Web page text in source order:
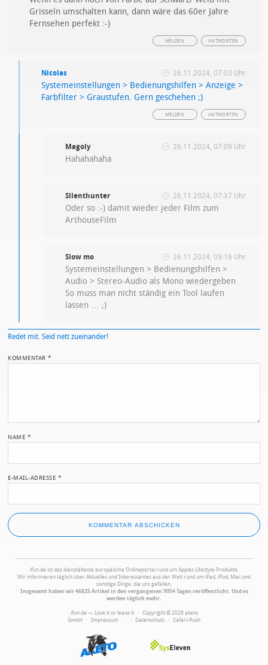
Grisseln umschalten kann, dann wäre das 60er Jahre
Fernsehen perfekt :-)
ANTWORTEN
MELDEN
Nicolas 26.11.2024, 07:03 Uhr
Systemeinstellungen > Bedienungshilfen > Anzeige >
Farbfilter > Graustufen. Gern geschehen ;)
ANTWORTEN
MELDEN
Magoly 26.11.2024, 07:09 Uhr
Hahahahaha
Silenthunter 26.11.2024, 07:37 Uhr
Oder so :-) damit wieder jeder Film zum
ArthouseFilm
Slow mo 26.11.2024, 09:16 Uhr
Systemeinstellungen > Bedienungshilfen >
Audio > Stereo-Audio als Mono wiedergeben
So muss man nicht ständig ein Tool laufen
lassen … ;)
Redet mit. Seid nett zueinander!
KOMMENTAR*
NAME *
E-MAIL-ADRESSE *
ifun.de ist das dienstälteste europäische Onlineportal rund um Apples Lifestyle-Produkte.
Wir informieren täglich über Aktuelles und Interessantes aus der Welt rund um iPad, iPod, Mac und
sonstige Dinge, die uns gefallen.
Insgesamt haben wir 46825 Artikel in den vergangenen 9054 Tagen veröffentlicht. Und es
werden täglich mehr.
ifun.de — Love it or leave it · Copyright © 2026 aketo
GmbH · Impressum · · Datenschutz · Safari-Push